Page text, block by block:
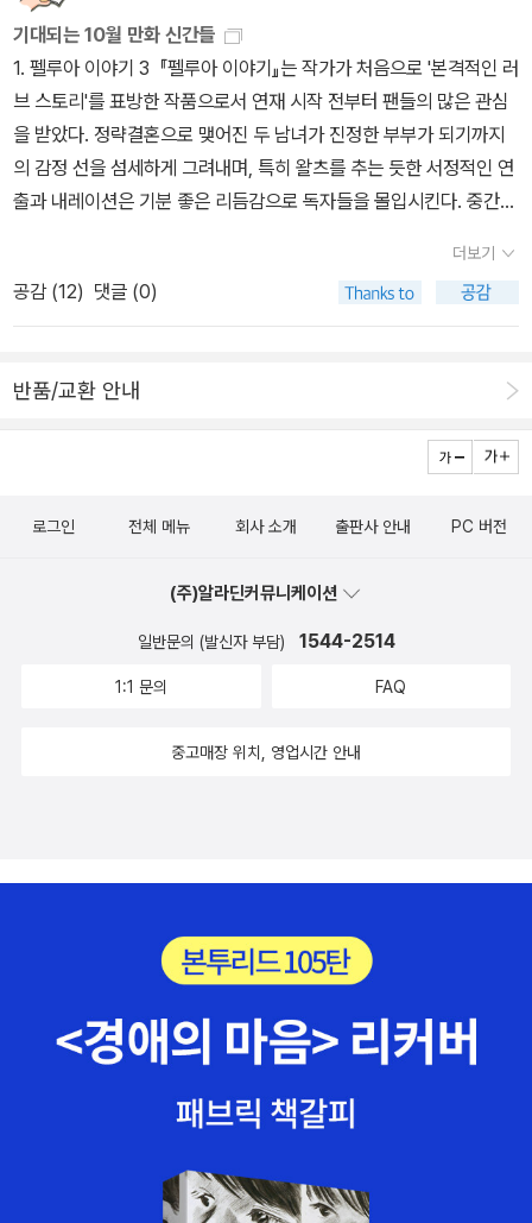
것도 엄청난 감각이고, 컴퓨터만이 아니라 연필로 그린 디자인 그림
도 묘하게 시선을 끈다. 그녀석이 알려준 일러스트 사이트에도 한번
가봐야겠어. 또 다른 조카녀석은 누군가 그림을 사겠다고 협상단계까
지 갔다가 막판에 취소했다던데. 정말 남다른 포스다. 거기에 그림 올
리는 애들 중에는 수십억을 버는...수십억맞나? 가디언즈인지 호빗인
지 아무튼 영화로 만들어진 일러스트 그림을 그린 애도 있는데... 많이
벌었겠지? 근데 어쩌다 나는 이야기를 돈,으로 흘리고 있는걸까. 애
니메이션을 보지 않아서 이 책의 번역을 놓고 말이 많다는 것을 실감
하지 못하겠다. 슬램덩크처럼 아예 우리식 이름이라서 정식번역본에
번역을 한 것을 바꾸라고 할수는 없는 거 아닐까.간혹 일본식 표현이
하지 않을까 싶은데. 아무튼. 관심이 가다말다하고있다. 요즘 날마
다 하는 고민은 오늘의 반찬. 사실 할 수 있는 요리도 별로 없는데다가
고기(육고기 바닷고기 다 통틀어) 손질은 전혀 하지 못하고 어머니는
가 좋아하는 양파와 마늘마저 싫어해서 채소볶음을 할 때도 양파는
볶음도 이가 약해서 씹지를 못하니 그것도 빼고. 한달동안 꾸역꾸역
뭔가 새로운 것을 시도해보기는 하지만 이제 서서히 반찬의 되돌이표
반찬을 만들었는데, 맛살도 몸에 안좋은거라며 먹는게 안좋댄다. 지
마당에 올라오던 잡초마저 다 죽어가고 있는데 뭘....배신의 식탁,은
않을까 걱정이지만. 아침에 문득. 오키나와 역사 기행을 하고
싶어, 라는 생각을 했는데. 완결이 빨리 되기를 기다리는 유리가면은
도무지 소식이 없고 줄창 원피스와 코난만 나와주시는구나. 어쩌다
가 학교 이야기가 나왔을까? 산행을 하면서 이런저런 이야기를 하다
뒤섞은 거 아니냐는 말에 '학교'를 은근슬쩍 끼워넣으면 안되는거 아
국고,가 유명세를 타고 있기는 하지만. 세상에는 그렇게 싸가지없는
녀석들과 우리의 예상을 뒤엎는 착한 애들도 많은 법. 하루 십
기대되는 10월 만화 신간들
1. 펠루아 이야기 3 『펠루아 이야기』는 작가가 처음으로 '본격적인 러
브 스토리'를 표방한 작품으로서 연재 시작 전부터 팬들의 많은 관심
을 받았다. 정략결혼으로 맺어진 두 남녀가 진정한 부부가 되기까지
의 감정 선을 섬세하게 그려내며, 특히 왈츠를 추는 듯한 서정적인 연
출과 내레이션은 기분 좋은 리듬감으로 독자들을 몰입시킨다. 중간
가님 작품 중 '소녀왕' 이후로 제일 재미있게 보고 있다. 정략결혼이란
흔한 소재를 이쁜 그림체와 작가님 특유의 잔잔하고 섬세한 스토리로
재미있게 풀어나가고 있는데, 본격적인 러브스토리를 그리겠다고 선
다. 2. 엠마 5,6 (개정판) 19세기 런던, 무역상 존스가의 장
리 부인 댁을 방문하고, 그곳에서 아름다운 메이드 엠마를 만나게 된
본에 자주 드나들게 되고, 엠마 역시 성실한 윌리엄의 성품에 점점 끌
의 '신부이야기'를 읽은 후, 그 섬세하고 예술 같은 그림체에 홀딱 반
해서 전작인 '엠마'를 구하려고 했는데 이미 절판이 되어서 구할 수가
보다 훨씬 큰 판형으로 깔끔한 종이질이 참 마음에 든다. 빠른 속도로
마란> 11<코드 브레이커> 16 <요괴전문 의사선생님> 13 <노
빛 숟가락> 4 <러브하우스> 8<재난은 날 너무 좋아해> 2<러브
스테이지> 2<어게인> 7<로젠 메이든> 2장 3 <니세코이 우리
는 위장연애중> 4<엠마> 6<하나군과 사랑하는 나> 6 <강철의 신
사> 5<그래도 사랑을 할거야> <이런 영웅은 싫어> 7<노블레스
> 시즌 5<내 이야기!!> 3<연모> 8<유유백서> 완전판 5 <아
마츠키> 14<어둠의 고동> 22<피스> 10<어차피 이제 도망갈 수 없
더보기
공감 (12) 댓글 (0)
반품/교환 안내
로그인 전체 메뉴 회사 소개 출판사 안내 PC 버전
(주)알라딘커뮤니케이션
일반문의 (발신자 부담) 1544-2514
1:1 문의 FAQ
중고매장 위치, 영업시간 안내